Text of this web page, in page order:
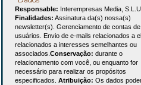
Responsable: Interempresas Media, S.L.U.
Finalidades: Assinatura da(s) nossa(s)
newsletter(s). Gerenciamento de contas de
usuários. Envio de e-mails relacionados a
relacionados a interesses semelhantes ou
associados. Conservação: durante o
relacionamento com você, ou enquanto for
necessário para realizar os propósitos
especificados. Atribuição: Os dados